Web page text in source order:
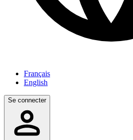
Français
English
Se connecter